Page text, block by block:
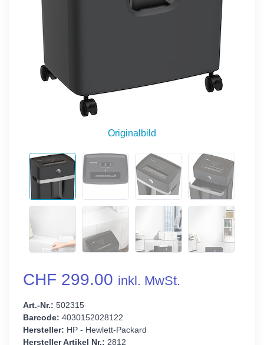
Originalbild
CHF 299.00 inkl. MwSt.
Art.-Nr.: 502315
Barcode: 4030152028122
Hersteller: HP - Hewlett-Packard
Hersteller Artikel Nr.: 2812